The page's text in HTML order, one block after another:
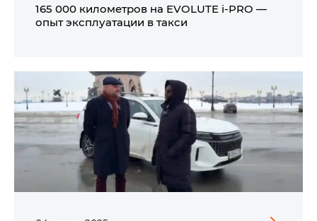
165 000 километров на EVOLUTE i‑PRO —
опыт эксплуатации в такси